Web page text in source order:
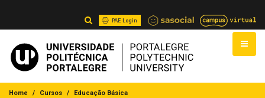
PAE Login
Home Cursos Educação Básica